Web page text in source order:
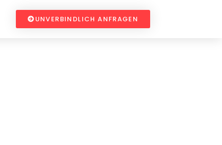
UNVERBINDLICH ANFRAGEN